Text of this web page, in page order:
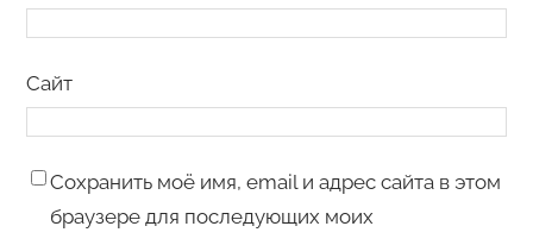
Сайт
Сохранить моё имя, email и адрес сайта в этом
браузере для последующих моих